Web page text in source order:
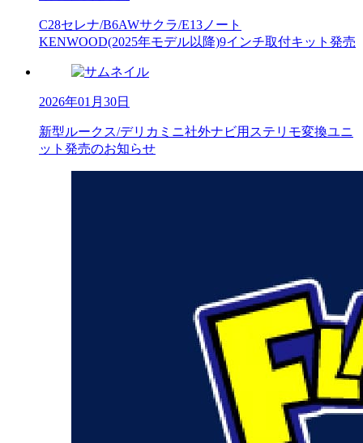
C28セレナ/B6AWサクラ/E13ノート
KENWOOD(2025年モデル以降)9インチ取付キット発売
2026年01月30日
新型ルークス/デリカミニ社外ナビ用ステリモ変換ユニ
ット発売のお知らせ